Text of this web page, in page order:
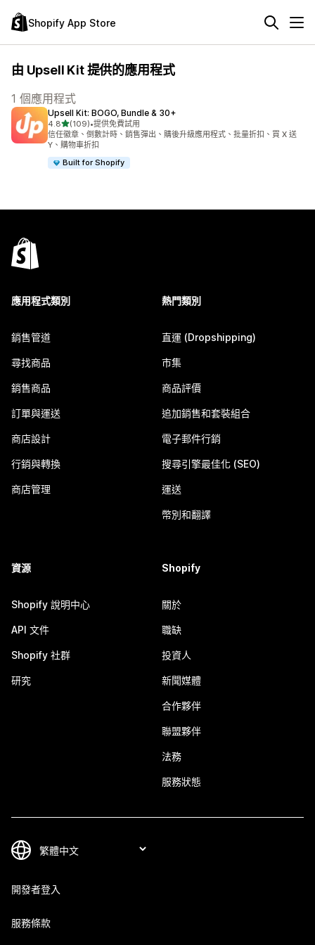
Shopify App Store
由 Upsell Kit 提供的應用程式
1 個應用程式
Upsell Kit: BOGO, Bundle & 30+
4.8滿分 5 顆星
(109)
共有 109 則評價
•提供免費試用
信任徽章、倒數計時、銷售彈出、購後升級應用程式、批量折扣、買 X 送
Y、購物車折扣
Built for Shopify
應用程式類別
銷售管道
尋找商品
銷售商品
訂單與運送
商店設計
行銷與轉換
商店管理
熱門類別
直運 (Dropshipping)
市集
商品評價
追加銷售和套裝組合
電子郵件行銷
搜尋引擎最佳化 (SEO)
運送
幣別和翻譯
資源
Shopify 說明中心
API 文件
Shopify 社群
研究
Shopify
關於
職缺
投資人
新聞媒體
合作夥伴
聯盟夥伴
法務
服務狀態
開發者登入
服務條款